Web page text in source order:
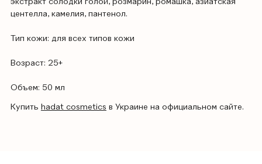
центелла, камелия, пантенол.
Тип кожи: для всех типов кожи
Возраст: 25+
Объем: 50 мл
Купить hadat cosmetics в Украине на официальном сайте.